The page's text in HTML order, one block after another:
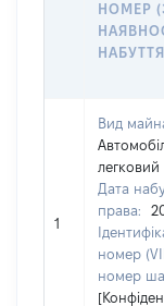
НОМЕР
1
Вид
легковий
Дата
права:
номер
номер